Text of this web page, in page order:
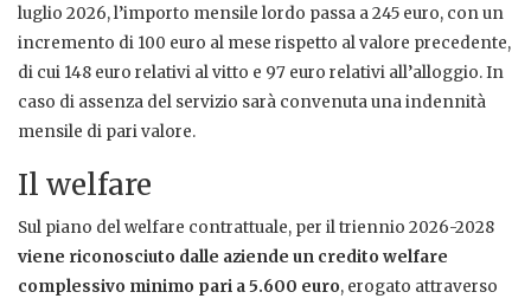
luglio 2026, l’importo mensile lordo passa a 245 euro, con un
incremento di 100 euro al mese rispetto al valore precedente,
di cui 148 euro relativi al vitto e 97 euro relativi all’alloggio. In
caso di assenza del servizio sarà convenuta una indennità
mensile di pari valore.
Il welfare
Sul piano del welfare contrattuale, per il triennio 2026-2028
viene riconosciuto dalle aziende un credito welfare
complessivo minimo pari a 5.600 euro, erogato attraverso